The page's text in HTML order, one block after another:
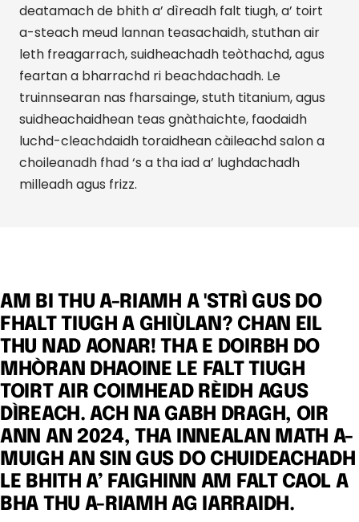
deatamach de bhith a’ dìreadh falt tiugh, a’ toirt
a-steach meud lannan teasachaidh, stuthan air
leth freagarrach, suidheachadh teòthachd, agus
feartan a bharrachd ri beachdachadh. Le
truinnsearan nas fharsainge, stuth titanium, agus
suidheachaidhean teas gnàthaichte, faodaidh
luchd-cleachdaidh toraidhean càileachd salon a
choileanadh fhad ‘s a tha iad a’ lughdachadh
milleadh agus frizz.
AM BI THU A-RIAMH A 'STRÌ GUS DO
FHALT TIUGH A GHIÙLAN? CHAN EIL
THU NAD AONAR! THA E DOIRBH DO
MHÒRAN DHAOINE LE FALT TIUGH
TOIRT AIR COIMHEAD RÈIDH AGUS
DÌREACH. ACH NA GABH DRAGH, OIR
ANN AN 2024, THA INNEALAN MATH A-
MUIGH AN SIN GUS DO CHUIDEACHADH
LE BHITH A’ FAIGHINN AM FALT CAOL A
BHA THU A-RIAMH AG IARRAIDH.